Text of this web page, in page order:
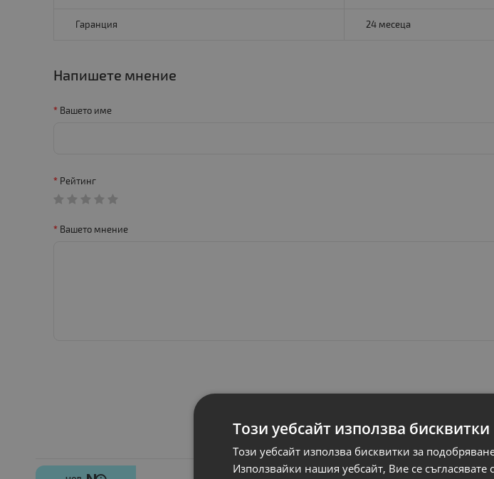
Гаранция 24 месеца
Напишете мнение
Вашето име
Рейтинг
Вашето мнение
Свързани
Този уебсайт използва бисквитки
Този уебсайт използва бисквитки за
Използвайки нашия уебсайт, Вие се съгласявате